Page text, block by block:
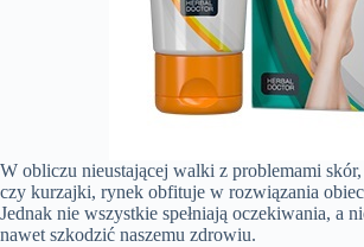
W obliczu nieustającej walki z problemami
czy kurzajki, rynek obfituje w rozwiązania
Jednak nie wszystkie spełniają oczekiwania, a
nawet szkodzić naszemu zdrowiu.